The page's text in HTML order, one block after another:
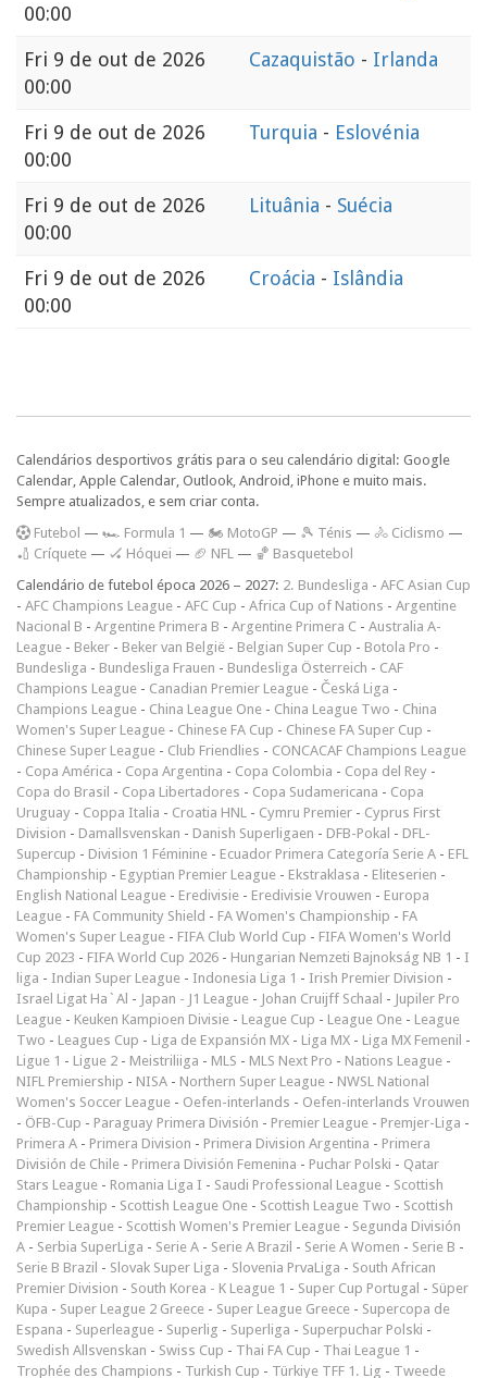
00:00
Fri 9 de out de 2026
00:00
Cazaquistão - Irlanda
Fri 9 de out de 2026
00:00
Turquia - Eslovénia
Fri 9 de out de 2026
00:00
Lituânia - Suécia
Fri 9 de out de 2026
00:00
Croácia - Islândia
Calendários desportivos grátis para o seu calendário digital: Google
Calendar, Apple Calendar, Outlook, Android, iPhone e muito mais.
Sempre atualizados, e sem criar conta.
Futebol — 🏎️ Formula 1 — 🏍 MotoGP — 🎾 Ténis — 🚴 Ciclismo —
🏏 Críquete — 🏑 Hóquei — 🏈 NFL — 🏀 Basquetebol
Calendário de futebol época 2026 – 2027: 2. Bundesliga - AFC Asian Cup
- AFC Champions League - AFC Cup - Africa Cup of Nations - Argentine
Nacional B - Argentine Primera B - Argentine Primera C - Australia A-
League - Beker - Beker van België - Belgian Super Cup - Botola Pro -
Bundesliga - Bundesliga Frauen - Bundesliga Österreich - CAF
Champions League - Canadian Premier League - Česká Liga -
Champions League - China League One - China League Two - China
Women's Super League - Chinese FA Cup - Chinese FA Super Cup -
Chinese Super League - Club Friendlies - CONCACAF Champions League
- Copa América - Copa Argentina - Copa Colombia - Copa del Rey -
Copa do Brasil - Copa Libertadores - Copa Sudamericana - Copa
Uruguay - Coppa Italia - Croatia HNL - Cymru Premier - Cyprus First
Division - Damallsvenskan - Danish Superligaen - DFB-Pokal - DFL-
Supercup - Division 1 Féminine - Ecuador Primera Categoría Serie A - EFL
Championship - Egyptian Premier League - Ekstraklasa - Eliteserien -
English National League - Eredivisie - Eredivisie Vrouwen - Europa
League - FA Community Shield - FA Women's Championship - FA
Women's Super League - FIFA Club World Cup - FIFA Women's World
Cup 2023 - FIFA World Cup 2026 - Hungarian Nemzeti Bajnokság NB 1 - I
liga - Indian Super League - Indonesia Liga 1 - Irish Premier Division -
Israel Ligat Ha`Al - Japan - J1 League - Johan Cruijff Schaal - Jupiler Pro
League - Keuken Kampioen Divisie - League Cup - League One - League
Two - Leagues Cup - Liga de Expansión MX - Liga MX - Liga MX Femenil -
Ligue 1 - Ligue 2 - Meistriliiga - MLS - MLS Next Pro - Nations League -
NIFL Premiership - NISA - Northern Super League - NWSL National
Women's Soccer League - Oefen-interlands - Oefen-interlands Vrouwen
- ÖFB-Cup - Paraguay Primera División - Premier League - Premjer-Liga -
Primera A - Primera Division - Primera Division Argentina - Primera
División de Chile - Primera División Femenina - Puchar Polski - Qatar
Stars League - Romania Liga I - Saudi Professional League - Scottish
Championship - Scottish League One - Scottish League Two - Scottish
Premier League - Scottish Women's Premier League - Segunda División
A - Serbia SuperLiga - Serie A - Serie A Brazil - Serie A Women - Serie B -
Serie B Brazil - Slovak Super Liga - Slovenia PrvaLiga - South African
Premier Division - South Korea - K League 1 - Super Cup Portugal - Süper
Kupa - Super League 2 Greece - Super League Greece - Supercopa de
Espana - Superleague - Superlig - Superliga - Superpuchar Polski -
Swedish Allsvenskan - Swiss Cup - Thai FA Cup - Thai League 1 -
Trophée des Champions - Turkish Cup - Türkiye TFF 1. Lig - Tweede